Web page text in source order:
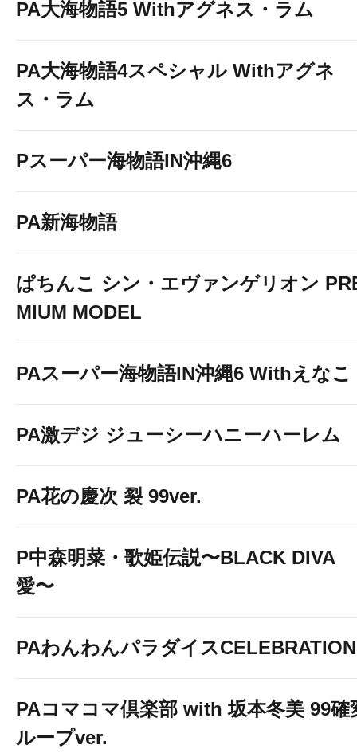
PA大海物語5 Withアグネス・ラム
PA大海物語4スペシャル Withアグネ
ス・ラム
Pスーパー海物語IN沖縄6
PA新海物語
ぱちんこ シン・エヴァンゲリオン
MIUM MODEL
PAスーパー海物語IN沖縄6 Withえなこ
PA激デジ ジューシーハニーハーレム
PA花の慶次 裂 99ver.
P中森明菜・歌姫伝説〜BLACK DIVA
愛〜
PAわんわんパラダイスCELEBRATION
PAコマコマ倶楽部 with 坂本冬美 99確
ループver.